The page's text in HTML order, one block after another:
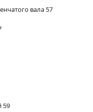
вала 57
59